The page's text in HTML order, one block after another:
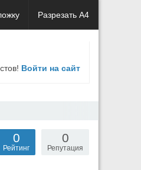
Разрезать А4
Войти на сайт
0
Репутация
0
Рейтинг